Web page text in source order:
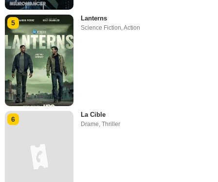
5
Lanterns
Science Fiction ,Action
6
La Cible
Drame,Thriller